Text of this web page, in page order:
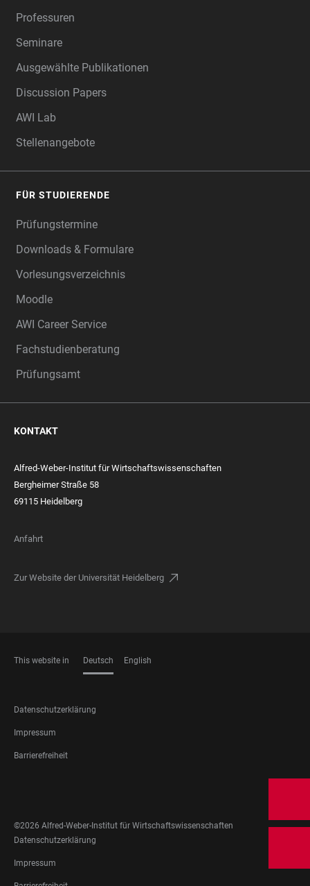
Professuren
Seminare
Ausgewählte Publikationen
Discussion Papers
AWI Lab
Stellenangebote
FÜR STUDIERENDE
Prüfungstermine
Downloads & Formulare
Vorlesungsverzeichnis
Moodle
AWI Career Service
Fachstudienberatung
Prüfungsamt
KONTAKT
Alfred-Weber-Institut für Wirtschaftswissenschaften
Bergheimer Straße 58
69115 Heidelberg
Anfahrt
Zur Website der Universität Heidelberg
This website in Deutsch English
FOOTER
LEGAL
Datenschutzerklärung
Impressum
Barrierefreiheit
MEDIA
©2026 Alfred-Weber-Institut für Wirtschaftswissenschaften
FOOTER
LEGAL
Datenschutzerklärung
Impressum